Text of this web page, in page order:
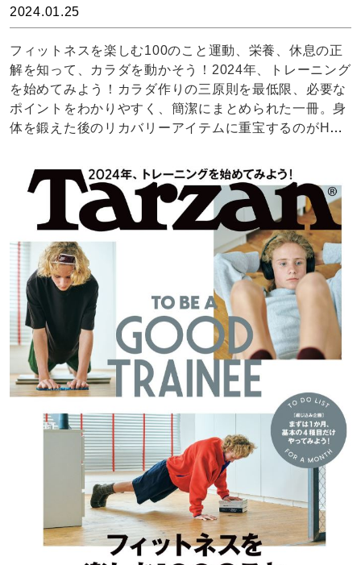
2024.01.25
フィットネスを楽しむ100のこと運動、栄養、休息の正
解を知って、カラダを動かそう！2024年、トレーニング
を始めてみよう！カラダ作りの三原則を最低限、必要な
ポイントをわかりやすく、簡潔にまとめられた一冊。身
体を鍛えた後のリカバリーアイテムに重宝するのがHEM
スポーツ分野へのサポートを積極的に行っています。20
22年Jリーグ横浜FC、T-LEAGUE強豪琉球アスティーダ
のオフィシャルスポンサーを務め、トップアスリート選
手への製品提供なども行っている本物のCBDロールオ
ン。トレーニング後のアイテムにおすすめです。